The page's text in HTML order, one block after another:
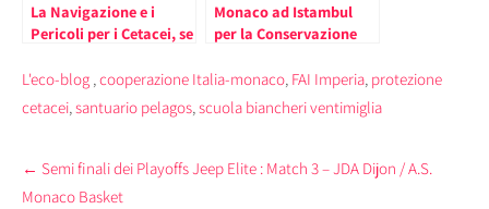
La Navigazione e i
Pericoli per i Cetacei, se
Principato di Monaco
Monaco ad Istambul
per la Conservazione
L'eco-blog ,cooperazione Italia-monaco, FAI Imperia, protezione
cetacei,santuario pelagos,scuola biancheri ventimiglia
Post
navigation
← Semi finali dei Playoffs Jeep Elite : Match 3 – JDA Dijon / A.S.
Monaco Basket